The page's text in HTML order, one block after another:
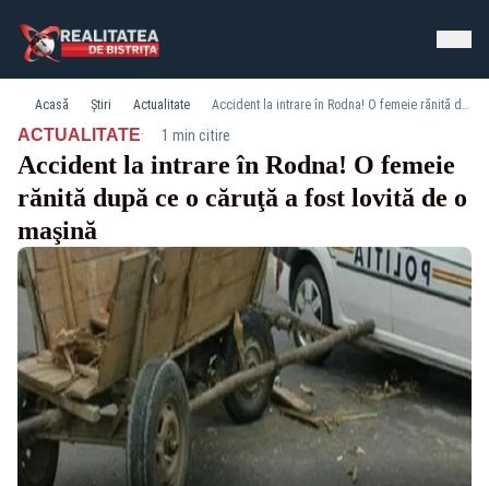
Acasă Știri Actualitate Accident la intrare în Rodna! O femeie rănită după ce o căruţă a fost lovită de o maşină
ACTUALITATE· 1 min citire
Accident la intrare în Rodna! O femeie
rănită după ce o căruţă a fost lovită de o
maşină